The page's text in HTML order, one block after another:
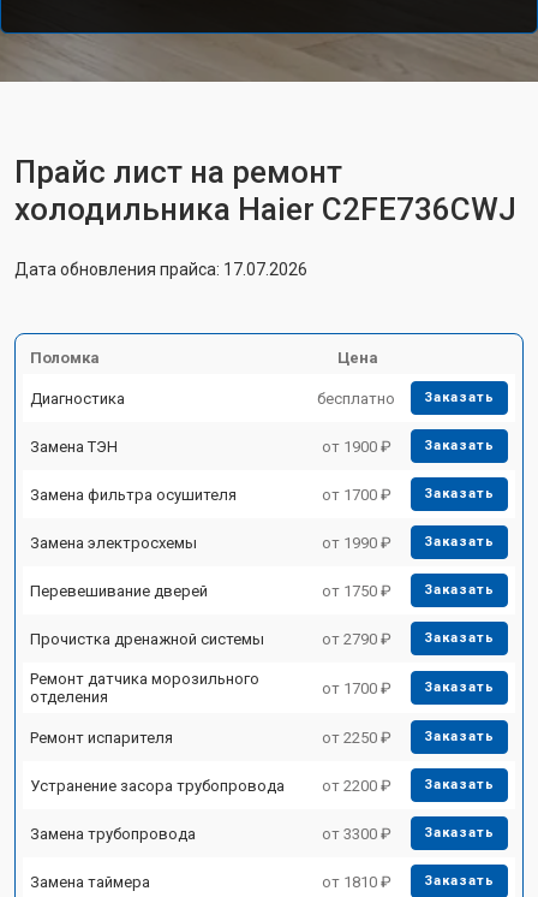
Прайс лист на ремонт
холодильника Haier C2FE736CWJ
Дата обновления прайса: 17.07.2026
Поломка Цена
Диагностика бесплатно Заказать
Замена ТЭН от 1900 ₽ Заказать
Замена фильтра осушителя от 1700 ₽ Заказать
Замена электросхемы от 1990 ₽ Заказать
Перевешивание дверей от 1750 ₽ Заказать
Прочистка дренажной системы от 2790 ₽ Заказать
Ремонт датчика морозильного
отделения
от 1700 ₽ Заказать
Ремонт испарителя от 2250 ₽ Заказать
Устранение засора трубопровода от 2200 ₽ Заказать
Замена трубопровода от 3300 ₽ Заказать
Замена таймера от 1810 ₽ Заказать